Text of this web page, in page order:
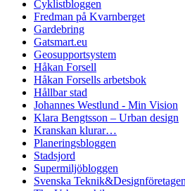
Cyklistbloggen
Fredman på Kvarnberget
Gardebring
Gatsmart.eu
Geosupportsystem
Håkan Forsell
Håkan Forsells arbetsbok
Hållbar stad
Johannes Westlund - Min Vision
Klara Bengtsson – Urban design
Kranskan klurar…
Planeringsbloggen
Stadsjord
Supermiljöbloggen
Svenska Teknik&Designföretagen